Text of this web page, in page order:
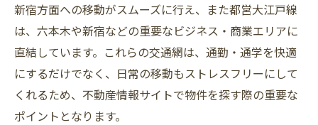
新宿方面への移動がスムーズに行え、また都営大江戸線
は、六本木や新宿などの重要なビジネス・商業エリアに
直結しています。これらの交通網は、通勤・通学を快適
にするだけでなく、日常の移動もストレスフリーにして
くれるため、不動産情報サイトで物件を探す際の重要な
ポイントとなります。